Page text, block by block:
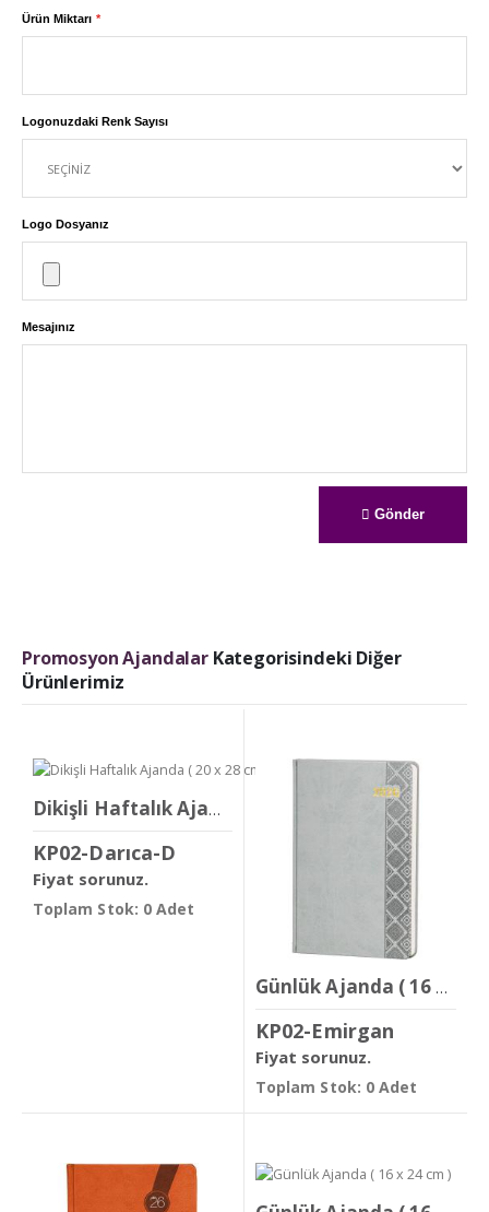
Ürün Miktarı
Logonuzdaki Renk Sayısı
Logo Dosyanız
Mesajınız
Gönder
Promosyon AjandalarKategorisindeki Diğer
Ürünlerimiz
Dikişli Haftalık Ajanda ( 20 x 28 cm )
KP02-Darıca-D
Fiyat sorunuz.
Toplam Stok: 0 Adet
Günlük Ajanda ( 16 x 24 cm )
KP02-Emirgan
Fiyat sorunuz.
Toplam Stok: 0 Adet